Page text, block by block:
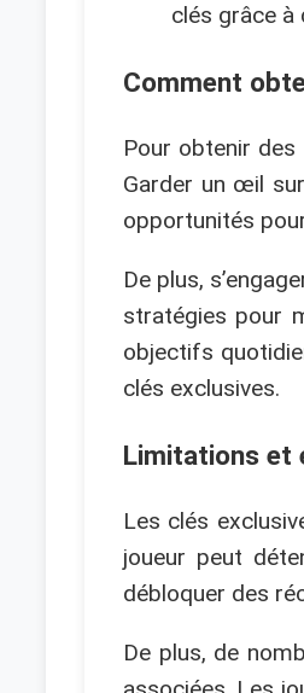
clés grâce à
Comment
Pour obtenir
Garder un œil
opportunités
De plus,
stratégies pour
objectifs
clés exclusives.
Limitations et
Les clés
joueur peut
débloquer des
De plus, de